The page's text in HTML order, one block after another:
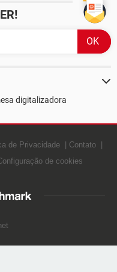
digitalizadora
de Privacidade
Contato
de cookies